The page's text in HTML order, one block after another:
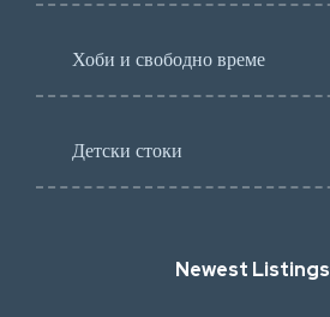
Хоби и свободно време
Детски стоки
Newest Listings​